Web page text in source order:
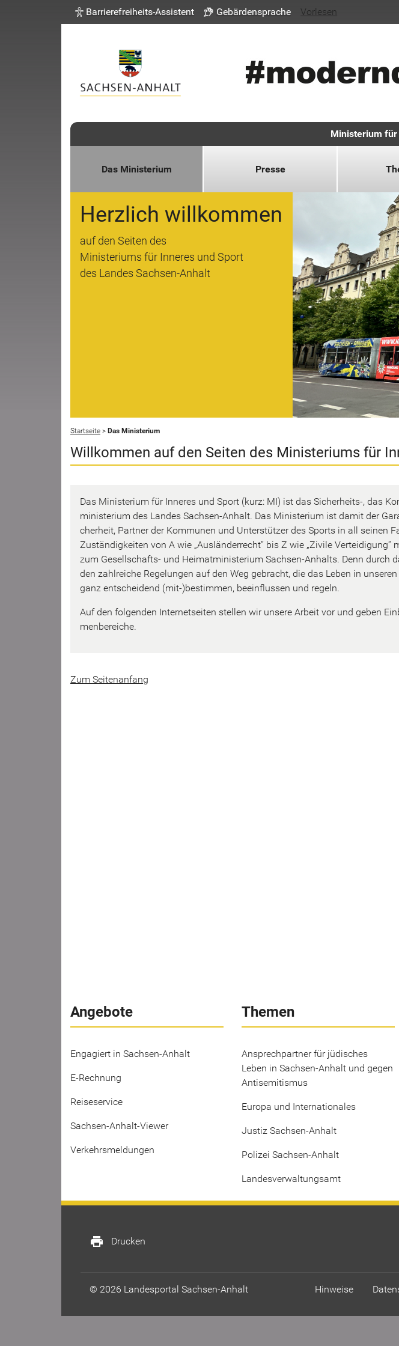
Barrierefreiheits-Assistent Gebärdensprache Vorlesen
Ministerium
Das Ministerium Presse
Herzlich willkommen
auf den Seiten des
Ministeriums für Inneres und Sport
des Landes Sachsen-Anhalt
Start­sei­te > Das Mi­nis­te­ri­um
Will­kom­men auf den Sei­ten des Mi­nis­te­ri­ums für
Das Mi­nis­te­ri­um für In­ne­res und Sport (kurz: MI) ist das Sicherheits-​, das
mi­nis­te­ri­um des Lan­des Sachsen-​Anhalt. Das Mi­nis­te­ri­um ist damit der
cher­heit, Part­ner der Kom­mu­nen und Un­ter­stüt­zer des Sports in all sei­nen
Zu­stän­dig­kei­ten von A wie „Aus­län­der­recht“ bis Z wie „Zi­vi­le Ver­tei­di­gung“
zum Gesellschafts-​ und Hei­mat­mi­nis­te­ri­um Sachsen-​Anhalts. Denn durch
den zahl­rei­che Re­ge­lun­gen auf den Weg ge­bracht, die das Leben in
ganz ent­schei­dend (mit-)be­stim­men, be­ein­flus­sen und re­geln.
Auf den fol­gen­den In­ter­net­sei­ten stel­len wir un­se­re Ar­beit vor und geben
men­be­rei­che.
Zum Sei­ten­an­fang
Angebote
Engagiert in Sachsen-Anhalt
E-Rechnung
Reiseservice
Sachsen-Anhalt-Viewer
Verkehrsmeldungen
Themen
Ansprechpartner für jüdisches
Leben in Sachsen-Anhalt und gegen
Antisemitismus
Europa und Internationales
Justiz Sachsen-Anhalt
Polizei Sachsen-Anhalt
Landesverwaltungsamt
print Drucken
© 2026 Landesportal Sachsen-Anhalt Hinweise